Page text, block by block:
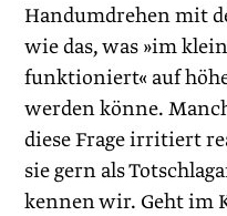
Handumdrehen mit
wie das, was »im
funktioniert« auf
werden könne.
diese Frage irritiert
sie gern als
kennen wir. Geht im